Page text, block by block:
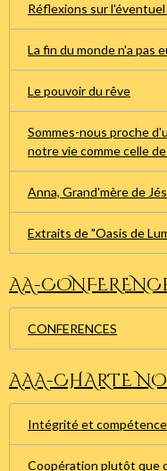
Réflexions sur
La fin du monde n'a pas
Le pouvoir du rêve
Sommes-nous proche
notre vie comme celle
Anna, Grand'mère de
Extraits de "Oasis de
AA-
CONFERENCES
AAA-CHARTE
Intégrité et
Coopération plutôt que